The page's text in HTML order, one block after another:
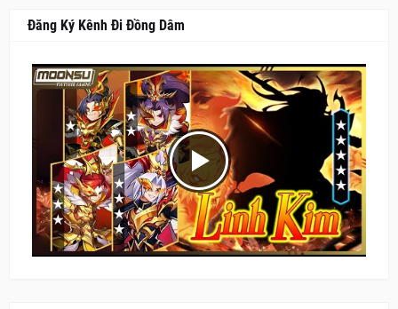
Đăng Ký Kênh Đi Đồng Dâm